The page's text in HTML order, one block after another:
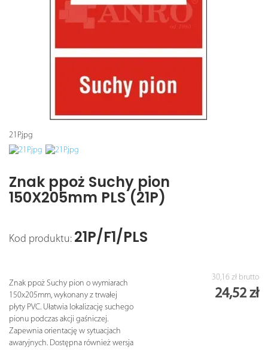
21P.jpg
Znak ppoż Suchy pion
150X205mm PLS (21P)
Kod produktu: 21P/F1/PLS
Znak ppoż Suchy pion o wymiarach
150x205mm, wykonany z trwałej
płyty PVC. Ułatwia lokalizację suchego
pionu podczas akcji gaśniczej.
Zapewnia orientację w sytuacjach
awaryjnych. Dostępna również wersja
30,16 zł brutto
24,52 zł